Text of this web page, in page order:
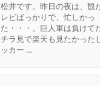
松井です。昨日の夜は、観
レビばっかりで、忙しかっ
た・・・。巨人軍は負けて
チラ見で楽天も見たかった
ッカー …